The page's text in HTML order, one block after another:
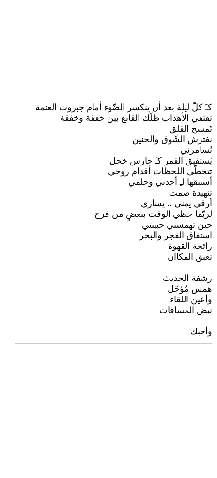
كـَ كلّ ليلة بعد أن ينكسر الضّوء أمام جبروت العتمة
تقتفي الأهداب ظلّك القابع بين خفقة وخفقة
تَمسح القلق
نفترش الشّوق والحنين
تُسامرني
يَستفيق القمر كـَ حارس خجل
تتخطّى اللحظات أقدام روحي
أستبقها لـِ أجدني وحلمي
تنهيدة صمت
أرقي يمني .. يساري
لربّما حظي الوقت ببعضٍ من فرح
حين تهمسني حبيبتي
استفاق الفجر والبحر
رائحة القهوة
تعبق المكاان
رشفة الحديث
همس مُؤجّل
وأعين اللقاء
نبض المسافات
وأحبك